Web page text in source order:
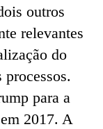
outros
relevantes
do
processos.
para a
2017. A